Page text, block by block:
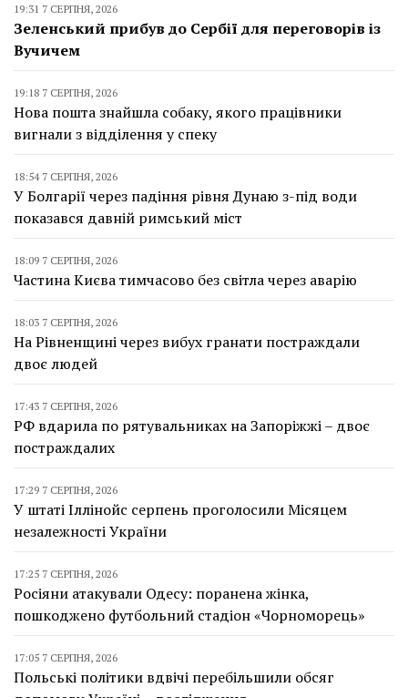
19:31 7 СЕРПНЯ, 2026
Зеленський прибув до Сербії для переговорів із
Вучичем
19:18 7 СЕРПНЯ, 2026
Нова пошта знайшла собаку, якого працівники
вигнали з відділення у спеку
18:54 7 СЕРПНЯ, 2026
У Болгарії через падіння рівня Дунаю з-під води
показався давній римський міст
18:09 7 СЕРПНЯ, 2026
Частина Києва тимчасово без світла через аварію
18:03 7 СЕРПНЯ, 2026
На Рівненщині через вибух гранати постраждали
двоє людей
17:43 7 СЕРПНЯ, 2026
РФ вдарила по рятувальниках на Запоріжжі – двоє
постраждалих
17:29 7 СЕРПНЯ, 2026
У штаті Іллінойс серпень проголосили Місяцем
незалежності України
17:25 7 СЕРПНЯ, 2026
Росіяни атакували Одесу: поранена жінка,
пошкоджено футбольний стадіон «Чорноморець»
17:05 7 СЕРПНЯ, 2026
Польські політики вдвічі перебільшили обсяг